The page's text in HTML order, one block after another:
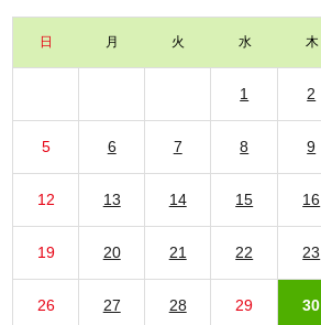
日 月 火 水 木
1 2
5 6 7 8 9
12 13 14 15 16
19 20 21 22 23
26 27 28 29 30